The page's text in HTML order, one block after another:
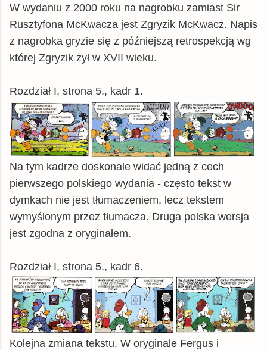
W wydaniu z 2000 roku na nagrobku zamiast Sir
Rusztyfona McKwacza jest Zgryzik McKwacz. Napis
z nagrobka gryzie się z późniejszą retrospekcją wg
której Zgryzik żył w XVII wieku.
Rozdział I, strona 5., kadr 1.
Na tym kadrze doskonale widać jedną z cech
pierwszego polskiego wydania - często tekst w
dymkach nie jest tłumaczeniem, lecz tekstem
wymyślonym przez tłumacza. Druga polska wersja
jest zgodna z oryginałem.
Rozdział I, strona 5., kadr 6.
Kolejna zmiana tekstu. W oryginale Fergus i